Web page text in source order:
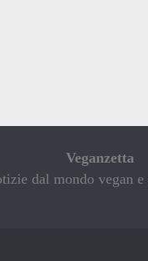
Veganzetta
dal mondo vegan e